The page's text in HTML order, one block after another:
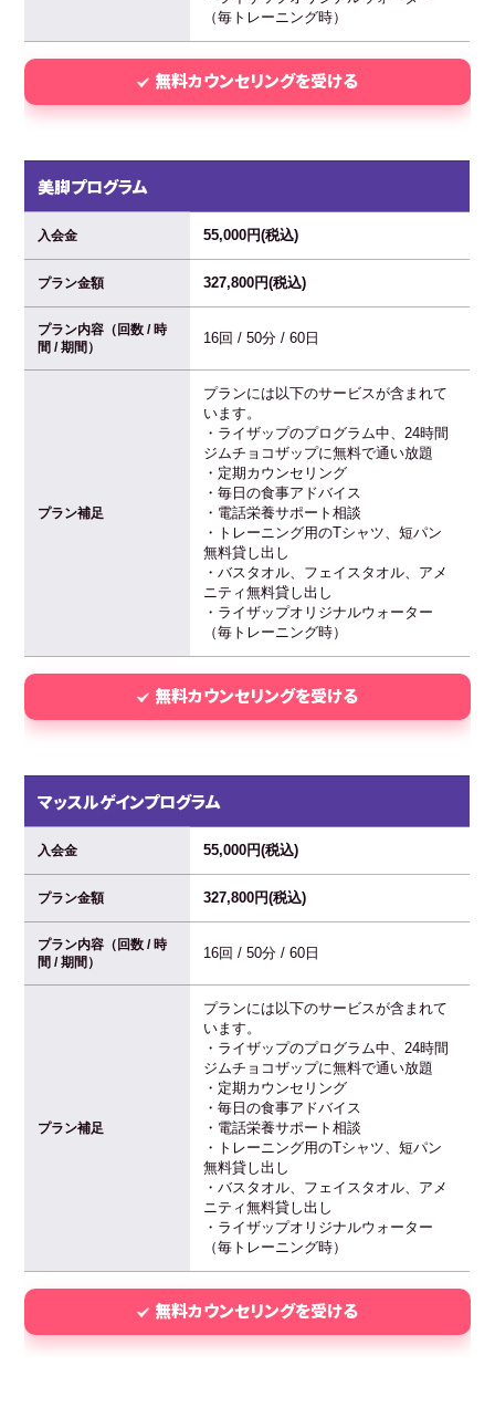
（毎トレーニング時）
無料カウンセリングを受ける
美脚プログラム
入会金 55,000円(税込)
プラン金額 327,800円(税込)
プラン内容（回数 / 時
間 / 期間）
16回 / 50分 / 60日
プラン補足
プランには以下のサービスが含まれて
います。
・ライザップのプログラム中、24時間
ジムチョコザップに無料で通い放題
・定期カウンセリング
・毎日の食事アドバイス
・電話栄養サポート相談
・トレーニング用のTシャツ、短パン
無料貸し出し
・バスタオル、フェイスタオル、アメ
ニティ無料貸し出し
・ライザップオリジナルウォーター
（毎トレーニング時）
無料カウンセリングを受ける
マッスルゲインプログラム
入会金 55,000円(税込)
プラン金額 327,800円(税込)
プラン内容（回数 / 時
間 / 期間）
16回 / 50分 / 60日
プラン補足
プランには以下のサービスが含まれて
います。
・ライザップのプログラム中、24時間
ジムチョコザップに無料で通い放題
・定期カウンセリング
・毎日の食事アドバイス
・電話栄養サポート相談
・トレーニング用のTシャツ、短パン
無料貸し出し
・バスタオル、フェイスタオル、アメ
ニティ無料貸し出し
・ライザップオリジナルウォーター
（毎トレーニング時）
無料カウンセリングを受ける